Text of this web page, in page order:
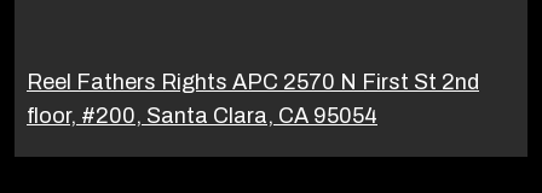
Reel Fathers Rights APC 2570 N First St 2nd
floor, #200, Santa Clara, CA 95054